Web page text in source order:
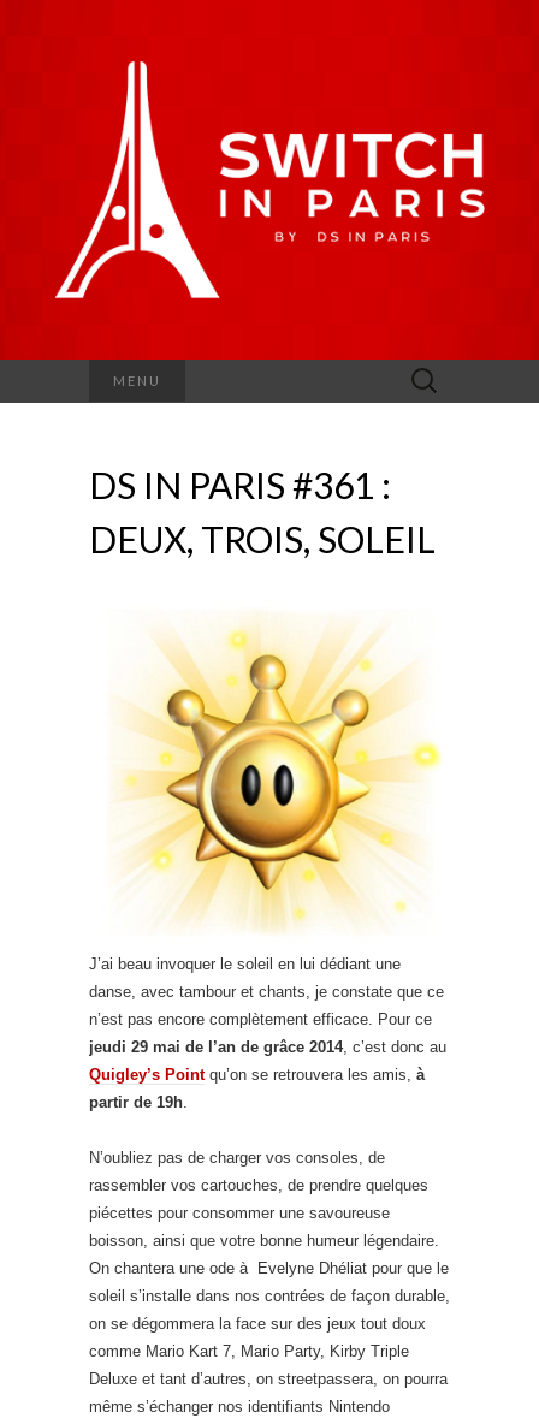
MENU Rechercher :
DS IN PARIS #361 :
DEUX, TROIS, SOLEIL
J’ai beau invoquer le soleil en lui dédiant une
danse, avec tambour et chants, je constate que ce
n’est pas encore complètement efficace. Pour ce
jeudi 29 mai de l’an de grâce 2014, c’est donc au
Quigley’s Pointqu’on se retrouvera les amis, à
partir de 19h.
N’oubliez pas de charger vos consoles, de
rassembler vos cartouches, de prendre quelques
piécettes pour consommer une savoureuse
boisson, ainsi que votre bonne humeur légendaire.
On chantera une ode à Evelyne Dhéliat pour que le
soleil s’installe dans nos contrées de façon durable,
on se dégommera la face sur des jeux tout doux
comme Mario Kart 7, Mario Party, Kirby Triple
Deluxe et tant d’autres, on streetpassera, on pourra
même s’échanger nos identifiants Nintendo